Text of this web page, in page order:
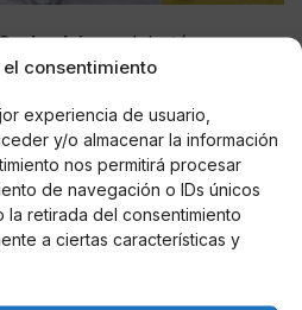
consentimiento
experiencia de usuario,
y/o almacenar la información
nos permitirá procesar
de navegación o IDs únicos
la retirada del consentimiento
a ciertas características y
Lópezdebutó como
Esportiva Figueres
durante dos años por la UD
volvió alPalamós CFdurante
fue traspasado a la